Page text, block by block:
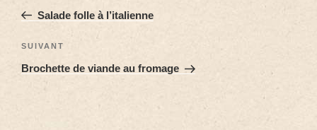
Salade folle à l’italienne
SUIVANT
Brochette de viande au fromage